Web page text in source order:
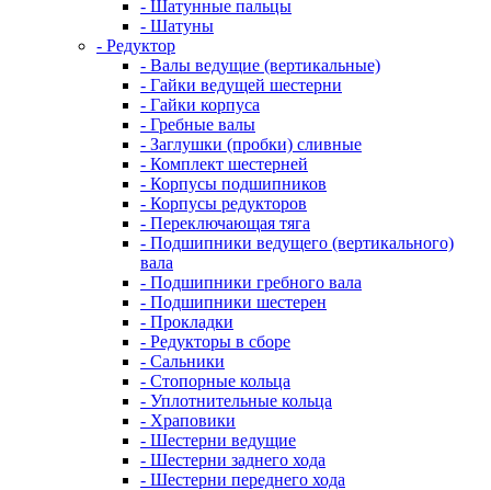
- Шатунные пальцы
- Шатуны
- Редуктор
- Валы ведущие (вертикальные)
- Гайки ведущей шестерни
- Гайки корпуса
- Гребные валы
- Заглушки (пробки) сливные
- Комплект шестерней
- Корпусы подшипников
- Корпусы редукторов
- Переключающая тяга
- Подшипники ведущего (вертикального)
вала
- Подшипники гребного вала
- Подшипники шестерен
- Прокладки
- Редукторы в сборе
- Сальники
- Стопорные кольца
- Уплотнительные кольца
- Храповики
- Шестерни ведущие
- Шестерни заднего хода
- Шестерни переднего хода